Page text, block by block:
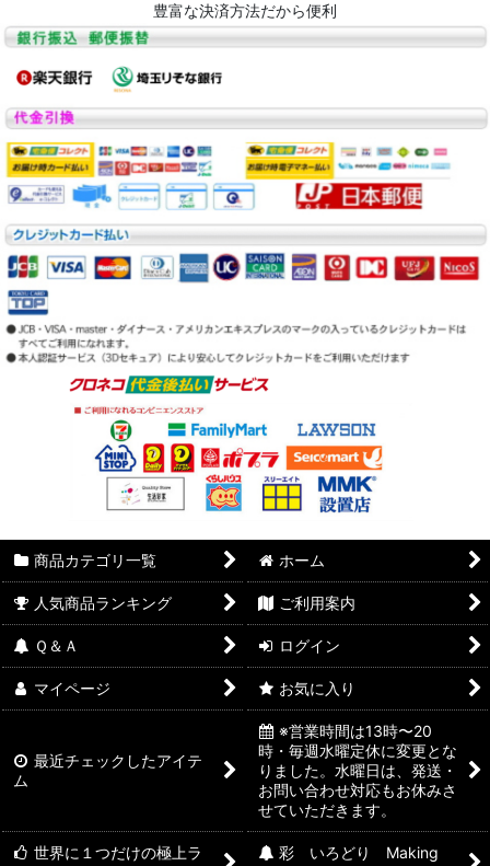
豊富な決済方法だから便利
商品カテゴリ一覧 ホーム
人気商品ランキング ご利用案内
Ｑ＆Ａ ログイン
マイページ お気に入り
最近チェックしたアイテ
ム
※営業時間は13時〜20
時・毎週水曜定休に変更とな
りました。水曜日は、発送・
お問い合わせ対応もお休みさ
せていただきます。
世界に１つだけの極上ラ
彩 いろどり Making